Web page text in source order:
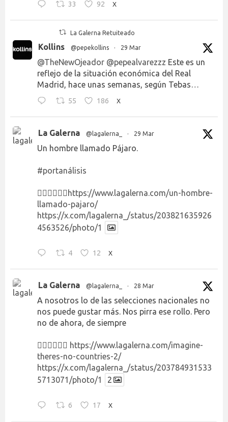
33 92 X
La Galerna Retuiteado
Kollins @pepekollins · 29 Mar
@TheNewOjeador @pepealvarezzz Este es un
reflejo de la situación económica del Real
Madrid, hace unas semanas, según Tebas…
55 186 X
La Galerna @lagalerna_ · 29 Mar
Un hombre llamado Pájaro.
#portanálisis
👉🏻👉🏻👉🏻 https://www.lagalerna.com/un-hombre-
llamado-pajaro/
https://x.com/lagalerna_/status/203821635926
4563526/photo/1
4 12 X
La Galerna @lagalerna_ · 28 Mar
A nosotros lo de las selecciones nacionales no
nos puede gustar más. Nos pirra ese rollo. Pero
no de ahora, de siempre
👉🏻👉🏻👉🏻 https://www.lagalerna.com/imagine-
theres-no-countries-2/
https://x.com/lagalerna_/status/203784931533
5713071/photo/1
2
6 17 X